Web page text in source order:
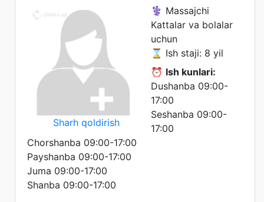
Sharh qoldirish
⚕️ Massajchi
Kattalar va bolalar
uchun
⌛ Ish staji: 8 yil
⏰ Ish kunlari:
Dushanba 09:00-
17:00
Seshanba 09:00-
17:00
Chorshanba 09:00-17:00
Payshanba 09:00-17:00
Juma 09:00-17:00
Shanba 09:00-17:00